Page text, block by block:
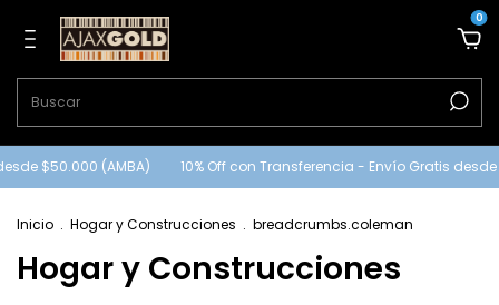
0
$50.000 (AMBA) 10% Off con Transferencia - Envío Gratis desde
Inicio . Hogar y Construcciones . breadcrumbs.coleman
Hogar y Construcciones